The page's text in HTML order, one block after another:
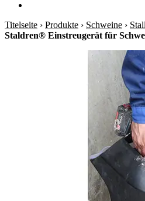
Titelseite › Produkte › Schweine ›
Staldren® Einstreugerät für